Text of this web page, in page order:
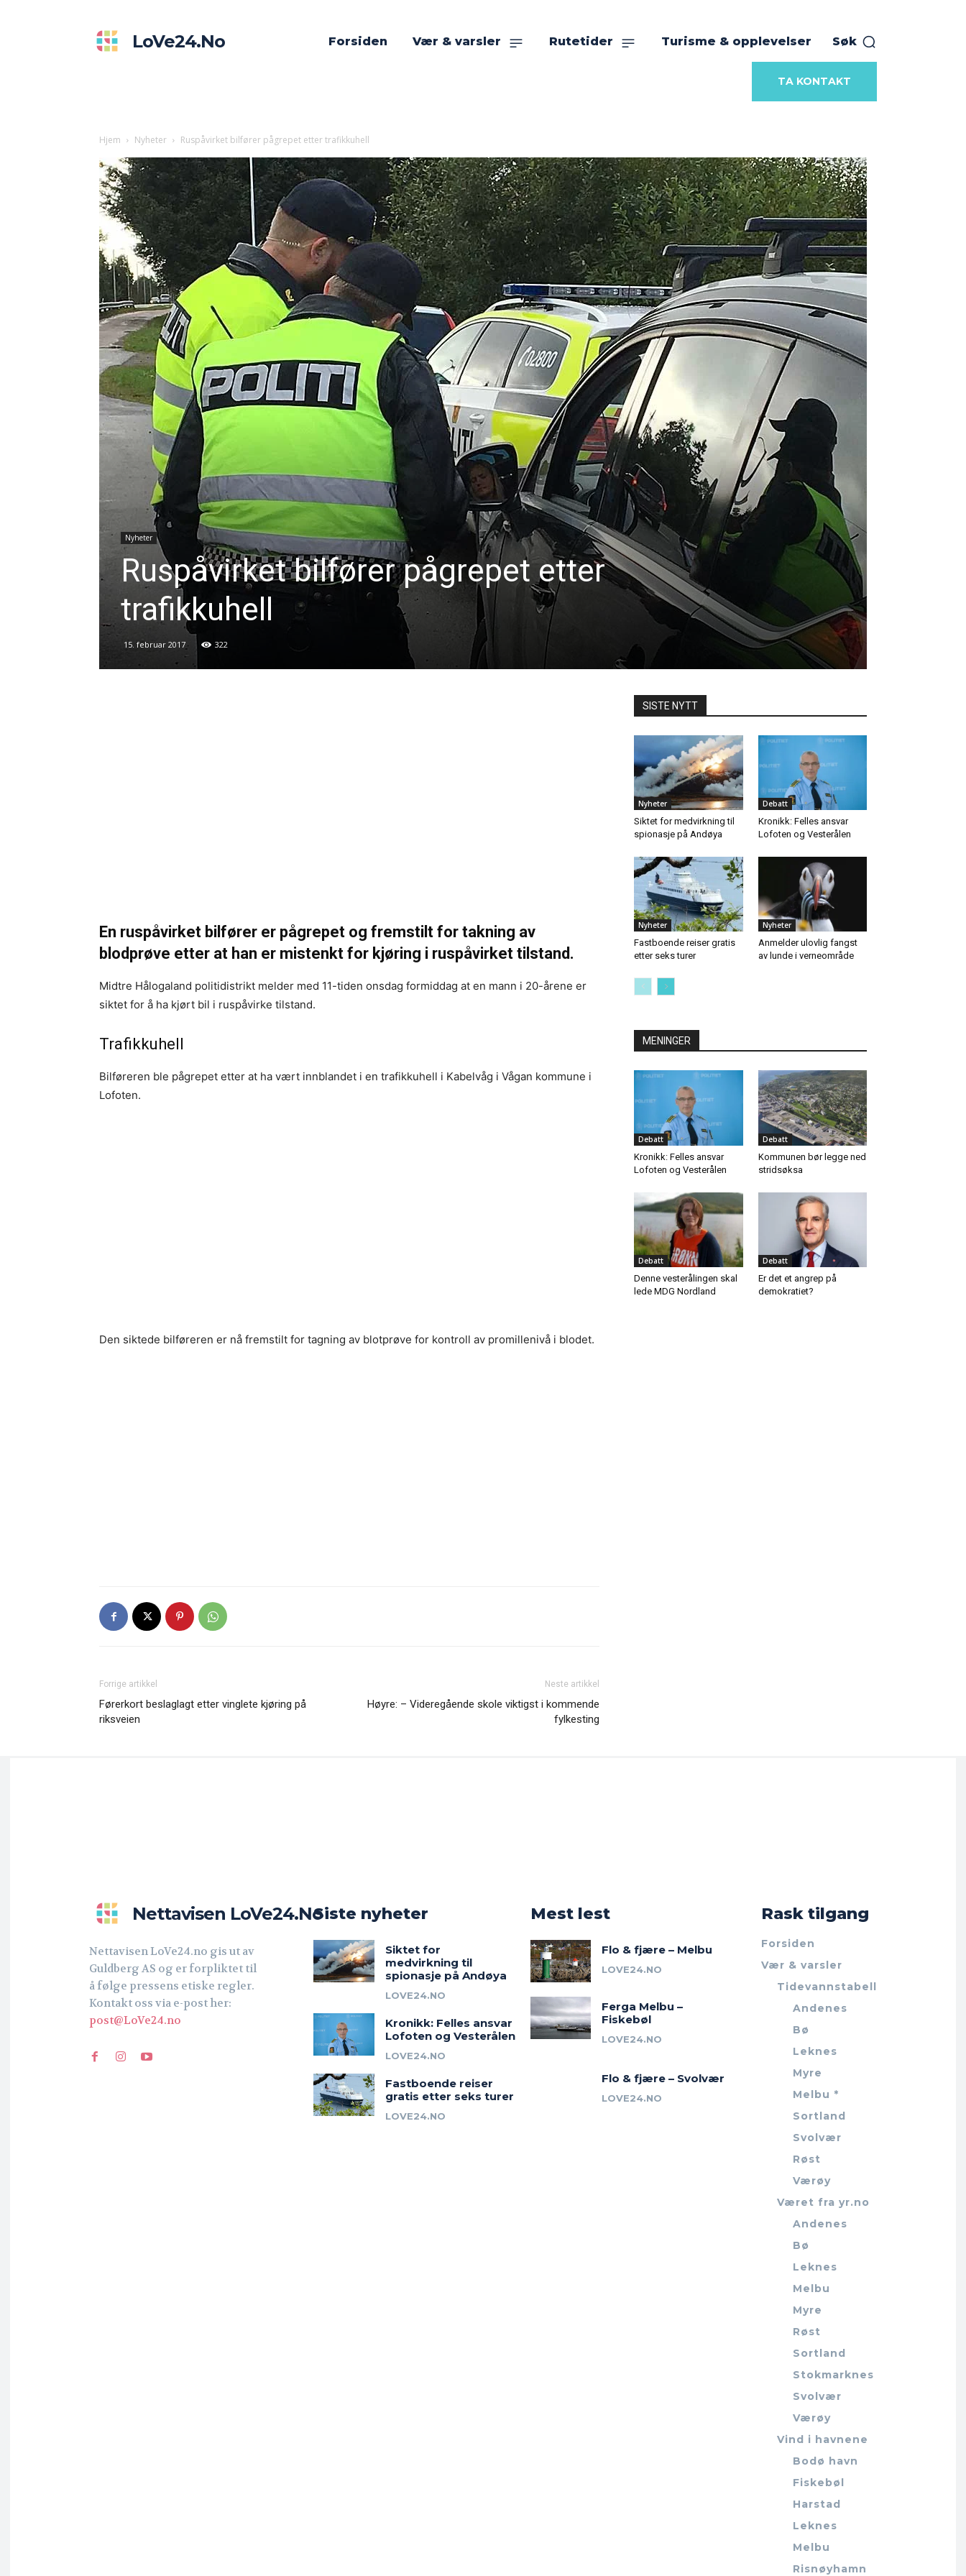
LoVe24.no Forsiden Vær & varsler Rutetider Turisme & opplevelser Søk
TA KONTAKT
Hjem Nyheter Ruspåvirket bilfører pågrepet etter trafikkuhell
Nyheter
Ruspåvirket bilfører pågrepet etter
trafikkuhell
15. februar 2017 322
En ruspåvirket bilfører er pågrepet og fremstilt for takning av
blodprøve etter at han er mistenkt for kjøring i ruspåvirket tilstand.
Midtre Hålogaland politidistrikt melder med 11-tiden onsdag formiddag at en mann i 20-årene er
siktet for å ha kjørt bil i ruspåvirke tilstand.
Trafikkuhell
Bilføreren ble pågrepet etter at ha vært innblandet i en trafikkuhell i Kabelvåg i Vågan kommune i
Lofoten.
Den siktede bilføreren er nå fremstilt for tagning av blotprøve for kontroll av promillenivå i blodet.
Forrige artikkel
Førerkort beslaglagt etter vinglete kjøring på
riksveien
Neste artikkel
Høyre: – Videregående skole viktigst i kommende
fylkesting
SISTE NYTT
Nyheter
Siktet for medvirkning til
spionasje på Andøya
Debatt
Kronikk: Felles ansvar
Lofoten og Vesterålen
Nyheter
Fastboende reiser gratis
etter seks turer
Nyheter
Anmelder ulovlig fangst
av lunde i verneområde
MENINGER
Debatt
Kronikk: Felles ansvar
Lofoten og Vesterålen
Debatt
Kommunen bør legge ned
stridsøksa
Debatt
Denne vesterålingen skal
lede MDG Nordland
Debatt
Er det et angrep på
demokratiet?
Nettavisen LoVe24.no
Nettavisen LoVe24.no gis ut av
Guldberg AS og er forpliktet til
å følge pressens etiske regler.
Kontakt oss via e-post her:
post@LoVe24.no
Siste nyheter
Siktet for
medvirkning til
spionasje på Andøya
LOVE24.NO
Kronikk: Felles ansvar
Lofoten og Vesterålen
LOVE24.NO
Fastboende reiser
gratis etter seks turer
LOVE24.NO
Mest lest
Flo & fjære – Melbu
LOVE24.NO
Ferga Melbu –
Fiskebøl
LOVE24.NO
Flo & fjære – Svolvær
LOVE24.NO
Rask tilgang
Forsiden
Vær & varsler
Tidevannstabell
Andenes
Bø
Leknes
Myre
Melbu *
Sortland
Svolvær
Røst
Værøy
Været fra yr.no
Andenes
Bø
Leknes
Melbu
Myre
Røst
Sortland
Stokmarknes
Svolvær
Værøy
Vind i havnene
Bodø havn
Fiskebøl
Harstad
Leknes
Melbu
Risnøyhamn